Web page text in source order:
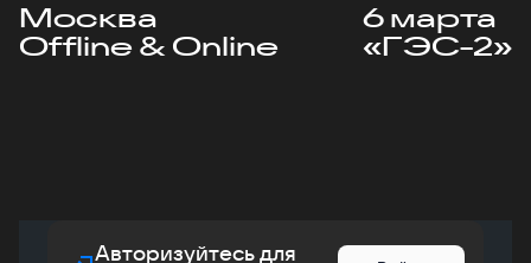
Москва
Offline & Online
6 марта
«ГЭС-2»
Авторизуйтесь для